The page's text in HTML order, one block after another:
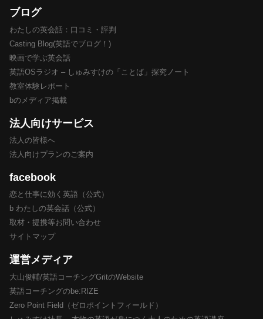
ブログ
わたしの英会話：口コミ・評判
Casting Blog(英語でブログ！)
映画で学ぶ英会話
英語OSラジオ – しゅみすけの「ことば」探究ノート
教室体験レポート
bのメディア掲載
法人向けサービス
法人の皆様へ
法人向けプランのご案内
facebook
恋と仕事に効く英語（公式）
b わたしの英会話（公式）
取材・提携等お問い合わせ
サイトマップ
運営メディア
大山俊輔/英語コーチングGritのWebsite
英語コーチングのbe:RIZE
Zero Point Field（ゼロポイントフィールド）